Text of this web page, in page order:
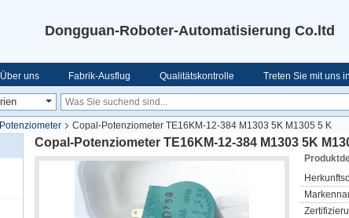
Dongguan-Roboter-Automatisierung Co.ltd
Über uns Fabrik-Ausflug Qualitätskontrolle Treten Sie mit uns
Copal-Potenziometer TE16KM-12-384 M1303 5K M1305 5 K
Copal-Potenziometer TE16KM-12-384 M1303 5K